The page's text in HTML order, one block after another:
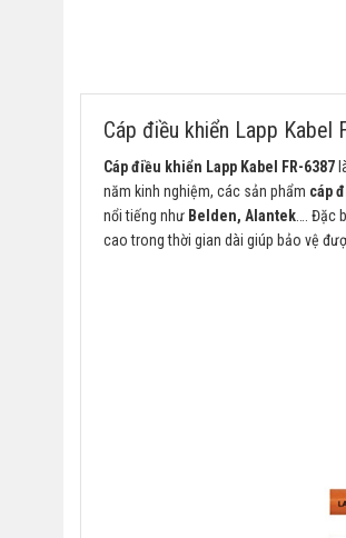
Cáp điều khiển Lapp Kabel
Cáp điều khiển Lapp Kabel FR-6387
năm kinh nghiệm, các sản phẩm cáp
nổi tiếng như Belden, Alantek …. Đặc
cao trong thời gian dài giúp bảo vệ